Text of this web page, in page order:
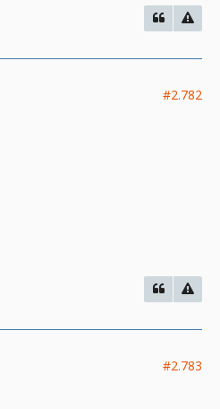
#2.782
#2.783